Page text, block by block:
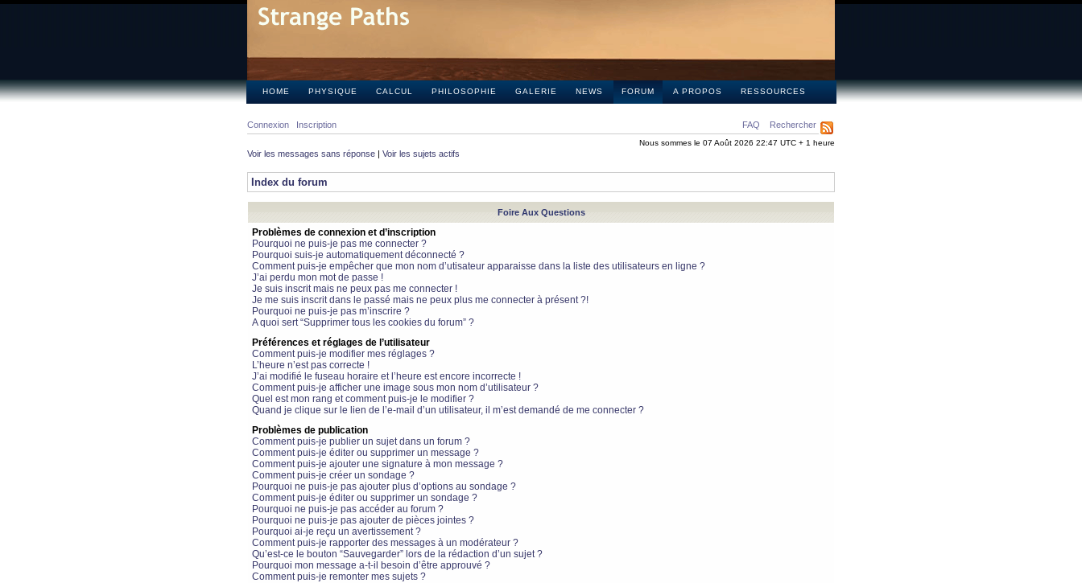
HOME PHYSIQUE CALCUL PHILOSOPHIE GALERIE NEWS FORUM A PROPOS RESSOURCES
FAQ Rechercher
Connexion Inscription
Nous sommes le 07 Août 2026 22:47 UTC + 1 heure
Voir les messages sans réponse | Voir les sujets actifs
Index du forum
Foire Aux Questions
Problèmes de connexion et d’inscription
Pourquoi ne puis-je pas me connecter ?
Pourquoi suis-je automatiquement déconnecté ?
Comment puis-je empêcher que mon nom d’utisateur apparaisse dans la liste des utilisateurs en ligne ?
J’ai perdu mon mot de passe !
Je suis inscrit mais ne peux pas me connecter !
Je me suis inscrit dans le passé mais ne peux plus me connecter à présent ?!
Pourquoi ne puis-je pas m’inscrire ?
A quoi sert “Supprimer tous les cookies du forum” ?
Préférences et réglages de l’utilisateur
Comment puis-je modifier mes réglages ?
L’heure n’est pas correcte !
J’ai modifié le fuseau horaire et l’heure est encore incorrecte !
Comment puis-je afficher une image sous mon nom d’utilisateur ?
Quel est mon rang et comment puis-je le modifier ?
Quand je clique sur le lien de l’e-mail d’un utilisateur, il m’est demandé de me connecter ?
Problèmes de publication
Comment puis-je publier un sujet dans un forum ?
Comment puis-je éditer ou supprimer un message ?
Comment puis-je ajouter une signature à mon message ?
Comment puis-je créer un sondage ?
Pourquoi ne puis-je pas ajouter plus d’options au sondage ?
Comment puis-je éditer ou supprimer un sondage ?
Pourquoi ne puis-je pas accéder au forum ?
Pourquoi ne puis-je pas ajouter de pièces jointes ?
Pourquoi ai-je reçu un avertissement ?
Comment puis-je rapporter des messages à un modérateur ?
Qu’est-ce le bouton “Sauvegarder” lors de la rédaction d’un sujet ?
Pourquoi mon message a-t-il besoin d’être approuvé ?
Comment puis-je remonter mes sujets ?